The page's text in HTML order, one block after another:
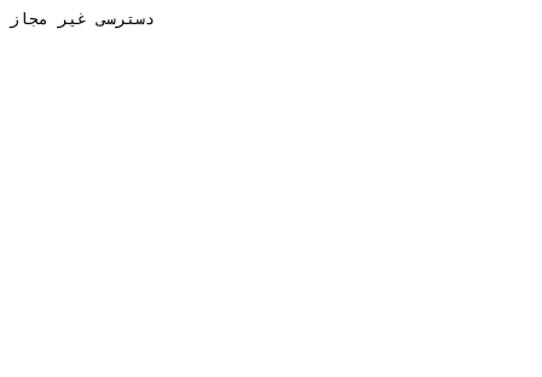
دسترسی غیر مجاز